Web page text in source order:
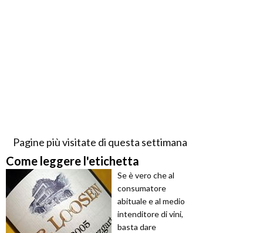
Pagine più visitate di questa settimana
Come leggere l'etichetta
Se è vero che al
consumatore
abituale e al medio
intenditore di vini,
basta dare